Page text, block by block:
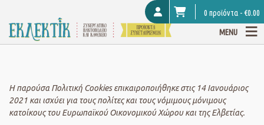
0 προϊόντα -€0.00
MENU
Η παρούσα Πολιτική Cookies επικαιροποιήθηκε στις 14 Ιανουάριος
2021 και ισχύει για τους πολίτες και τους νόμιμους μόνιμους
κατοίκους του Ευρωπαϊκού Οικονομικού Χώρου και της Ελβετίας.